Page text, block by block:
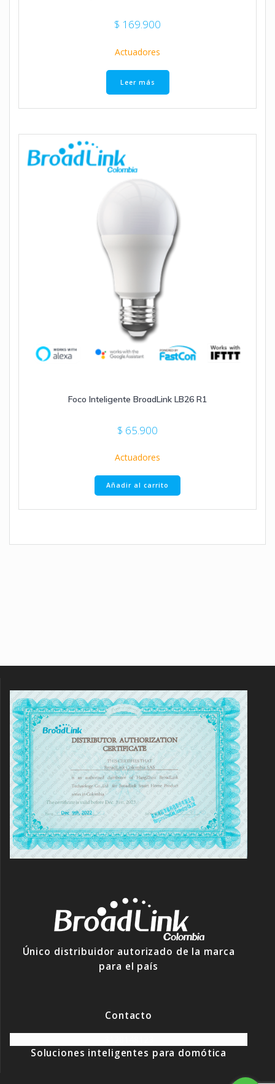
$ 169.900
Actuadores
Leer más
Foco Inteligente BroadLink LB26 R1
$ 65.900
Actuadores
Añadir al carrito
Único distribuidor autorizado de la marca
para el país
Contacto
Soluciones inteligentes para domótica